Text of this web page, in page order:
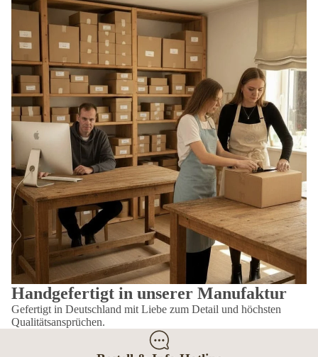
Handgefertigt in unserer Manufaktur
Gefertigt in Deutschland mit Liebe zum Detail und höchsten
Qualitätsansprüchen.